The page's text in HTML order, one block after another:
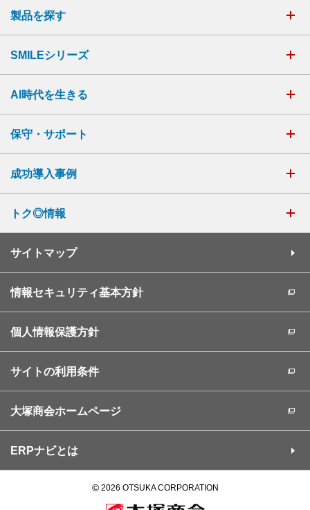
製品を探す
SMILEシリーズ
AI時代を生きる
保守・サポート
成功導入事例
トク◎情報
サイトマップ
情報セキュリティ基本方針
個人情報保護方針
サイトの利用条件
大塚商会ホームページ
ERPナビとは
©2026 OTSUKA CORPORATION